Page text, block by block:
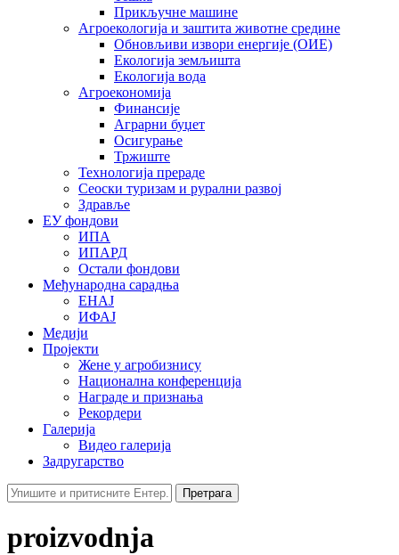
Прикључне машине
Агроекологија и заштита животне средине
Обновљиви извори енергије (ОИЕ)
Екологија земљишта
Екологија вода
Агроекономија
Финансије
Аграрни буџет
Осигурање
Тржиште
Технологија прераде
Сеоски туризам и рурални развој
Здравље
ЕУ фондови
ИПА
ИПАРД
Остали фондови
Међународна сарадња
ЕНАЈ
ИФАЈ
Медији
Пројекти
Жене у агробизнису
Национална конференција
Награде и признања
Рекордери
Галерија
Видео галерија
Задругарство
Претрага
proizvodnja